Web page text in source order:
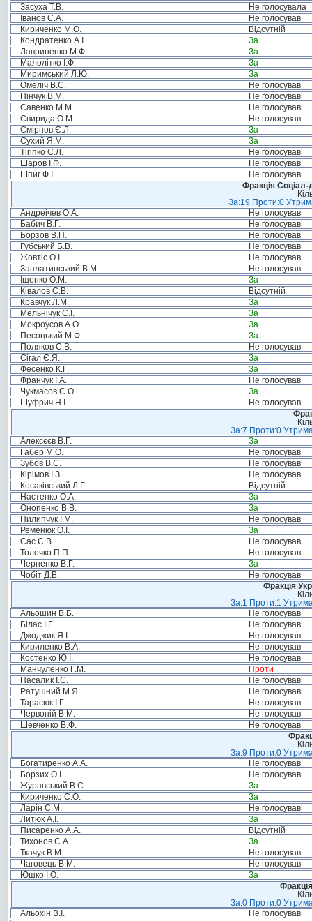
Засуха Т.В.
Не голосувала
Іванов С.А.
Не голосував
Кириченко М.О.
Відсутній
Кондратенко А.І.
За
Лавриненко М.Ф.
За
Малолітко І.Ф.
За
Миримський Л.Ю.
За
Омеліч В.С.
Не голосував
Пінчук В.М.
Не голосував
Савенко М.М.
Не голосував
Свирида О.М.
Не голосував
Смірнов Є.Л.
За
Сухий Я.М.
За
Тігіпко С.Л.
Не голосував
Шаров І.Ф.
Не голосував
Шпиг Ф.І.
Не голосував
Фракція Соціал-
За:19 Проти:0
Андреічев О.А.
Не голосував
Бабич В.Г.
Не голосував
Борзов В.П.
Не голосував
Губський Б.В.
Не голосував
Жовтіс О.І.
Не голосував
Заплатинський В.М.
Не голосував
Іщенко О.М.
За
Ківалов С.В.
Відсутній
Кравчук Л.М.
За
Мельнічук С.І.
За
Мокроусов А.О.
За
Песоцький М.Ф.
За
Поляков С.В.
Не голосував
Сігал Є.Я.
За
Фесенко К.Г.
За
Франчук І.А.
Не голосував
Чукмасов С.О.
За
Шуфрич Н.І.
Не голосував
За:7 Проти:0
Алексєєв В.Г.
За
Габер М.О.
Не голосував
Зубов В.С.
Не голосував
Кірімов І.З.
Не голосував
Косаківський Л.Г.
Відсутній
Настенко О.А.
За
Онопенко В.В.
За
Пилипчук І.М.
Не голосував
Ременюк О.І.
За
Сас С.В.
Не голосував
Толочко П.П.
Не голосував
Черненко В.Г.
За
Чобіт Д.В.
Не голосував
Фракція
За:1 Проти:1
Альошин В.Б.
Не голосував
Білас І.Г.
Не голосував
Джоджик Я.І.
Не голосував
Кириленко В.А.
Не голосував
Костенко Ю.І.
Не голосував
Манчуленко Г.М.
Проти
Насалик І.С.
Не голосував
Ратушний М.Я.
Не голосував
Тарасюк І.Г.
Не голосував
Червоній В.М.
Не голосував
Шевченко В.Ф.
Не голосував
За:9 Проти:0
Богатиренко А.А.
Не голосував
Борзих О.І.
Не голосував
Журавський В.С.
За
Кириченко С.О.
За
Ларін С.М.
Не голосував
Литюк А.І.
За
Писаренко А.А.
Відсутній
Тихонов С.А.
За
Ткачук В.М.
Не голосував
Чаговець В.М.
Не голосував
Юшко І.О.
За
За:0 Проти:0
Альохін В.І.
Не голосував